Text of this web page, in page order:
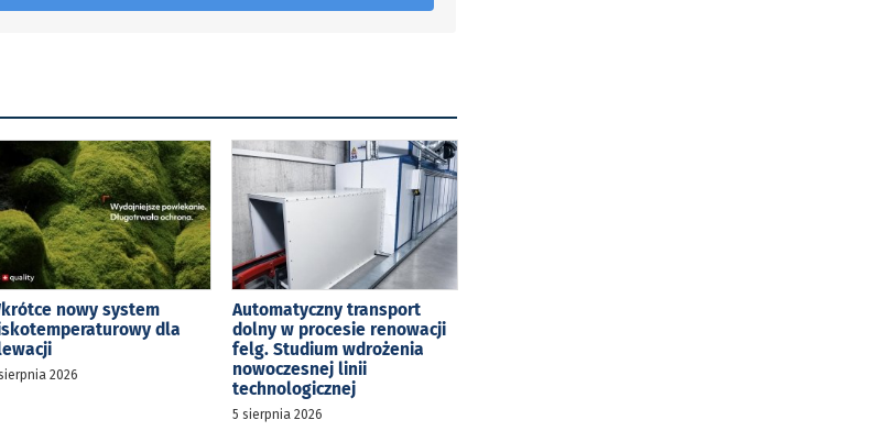
nowy system
dla
2026
Automatyczny transport
dolny w procesie renowacji
felg. Studium wdrożenia
nowoczesnej linii
technologicznej
5 sierpnia 2026